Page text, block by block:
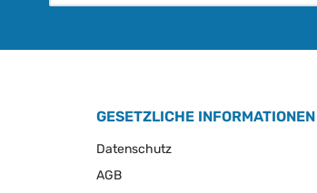
GESETZLICHE INFORMATIONEN
Datenschutz
AGB